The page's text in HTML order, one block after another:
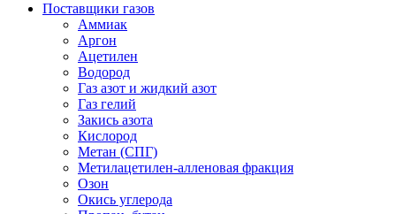
Поставщики газов
Аммиак
Аргон
Ацетилен
Водород
Газ азот и жидкий азот
Газ гелий
Закись азота
Кислород
Метан (СПГ)
Метилацетилен-алленовая фракция
Озон
Окись углерода